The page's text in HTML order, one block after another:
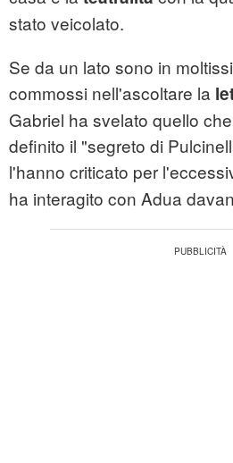
stato veicolato.
Se da un lato sono in
commossi nell'ascoltare la
Gabriel ha svelato quello
definito il "segreto di
l'hanno criticato per
ha interagito con Adua